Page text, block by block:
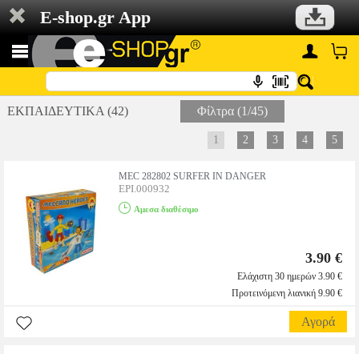
E-shop.gr App
ΕΚΠΑΙΔΕΥΤΙΚΑ (42) Φίλτρα (1/45)
1 2 3 4 5
MEC 282802 SURFER IN DANGER
EPI.000932
Αμεσα διαθέσιμο
3.90 €
Ελάχιστη 30 ημερών 3.90 €
Προτεινόμενη λιανική 9.90 €
Αγορά